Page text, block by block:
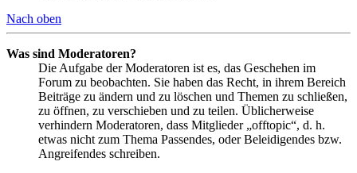
Nach oben
Was sind Moderatoren?
Die Aufgabe der Moderatoren ist es, das Geschehen im
Forum zu beobachten. Sie haben das Recht, in ihrem Bereich
Beiträge zu ändern und zu löschen und Themen zu schließen,
zu öffnen, zu verschieben und zu teilen. Üblicherweise
verhindern Moderatoren, dass Mitglieder „offtopic“, d. h.
etwas nicht zum Thema Passendes, oder Beleidigendes bzw.
Angreifendes schreiben.